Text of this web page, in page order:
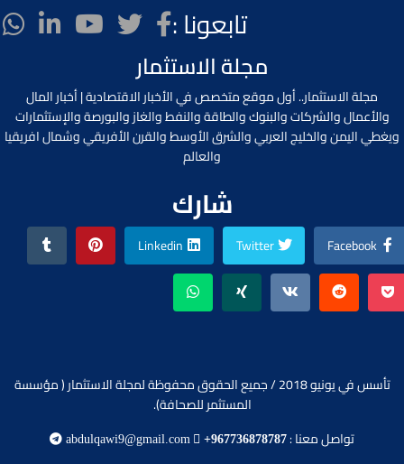
تابعونا :
مجلة الاستثمار
مجلة الاستثمار.. أول موقع متخصص في الأخبار الاقتصادية | أخبار المال
والأعمال والشركات والبنوك والطاقة والنفط والغاز والبورصة والإستثمارات
ويغطي اليمن والخليج العربي والشرق الأوسط والقرن الأفريقي وشمال افريقيا
والعالم
شارك
Facebook
Twitter
Linkedin
تأسس في يونيو 2018 / جميع الحقوق محفوظة لمجلة الاستثمار ( مؤسسة
المستثمر للصحافة).
تواصل معنا : +967736878787
abdulqawi9@gmail.com